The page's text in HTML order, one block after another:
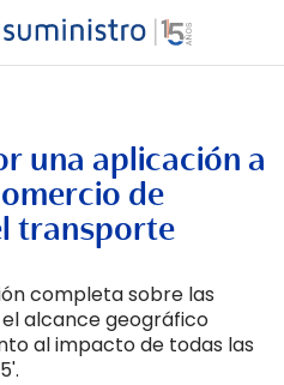
una aplicación a
de
transporte
completa sobre las
alcance geográfico
al impacto de todas las